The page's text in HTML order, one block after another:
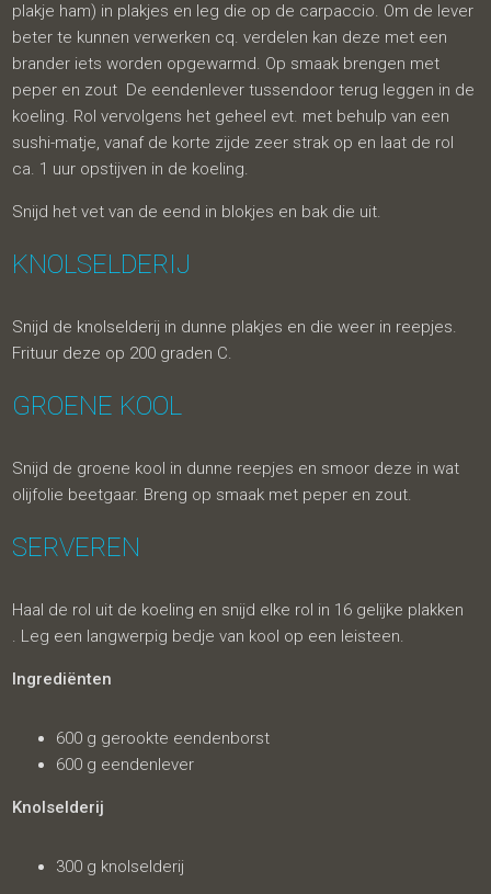
plakje ham) in plakjes en leg die op de carpaccio. Om de lever
beter te kunnen verwerken cq. verdelen kan deze met een
brander iets worden opgewarmd. Op smaak brengen met
peper en zout De eendenlever tussendoor terug leggen in de
koeling. Rol vervolgens het geheel evt. met behulp van een
sushi-matje, vanaf de korte zijde zeer strak op en laat de rol
ca. 1 uur opstijven in de koeling.
Snijd het vet van de eend in blokjes en bak die uit.
KNOLSELDERIJ
Snijd de knolselderij in dunne plakjes en die weer in reepjes.
Frituur deze op 200 graden C.
GROENE KOOL
Snijd de groene kool in dunne reepjes en smoor deze in wat
olijfolie beetgaar. Breng op smaak met peper en zout.
SERVEREN
Haal de rol uit de koeling en snijd elke rol in 16 gelijke plakken
. Leg een langwerpig bedje van kool op een leisteen.
Ingrediënten
600 g gerookte eendenborst
600 g eendenlever
Knolselderij
300 g knolselderij